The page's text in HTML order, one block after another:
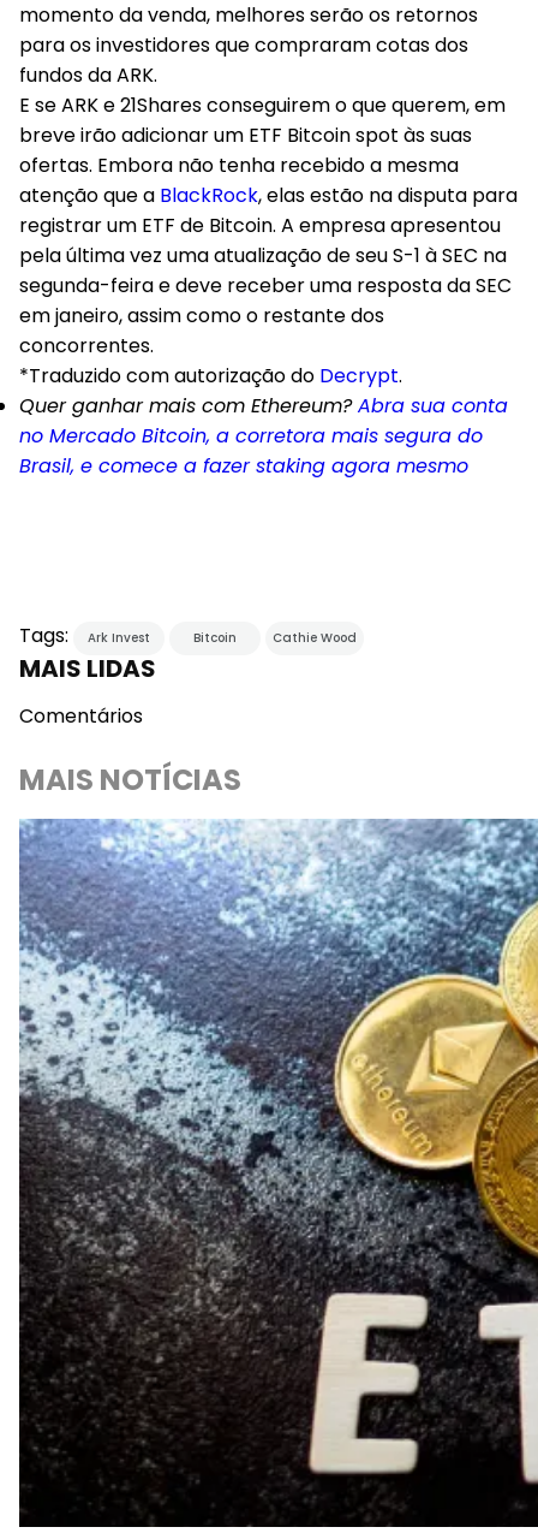
momento da venda, melhores serão os retornos
para os investidores que compraram cotas dos
fundos da ARK.
E se ARK e 21Shares conseguirem o que querem, em
breve irão adicionar um ETF Bitcoin spot às suas
ofertas. Embora não tenha recebido a mesma
atenção que a BlackRock, elas estão na disputa para
registrar um ETF de Bitcoin. A empresa apresentou
pela última vez uma atualização de seu S-1 à SEC na
segunda-feira e deve receber uma resposta da SEC
em janeiro, assim como o restante dos
concorrentes.
*Traduzido com autorização do Decrypt.
Quer ganhar mais com Ethereum?Abra sua conta
no Mercado Bitcoin, a corretora mais segura do
Brasil, e comece a fazer staking agora mesmo
Tags: Ark Invest Bitcoin Cathie Wood
MAIS LIDAS
Comentários
MAIS NOTÍCIAS